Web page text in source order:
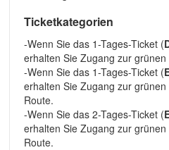
Ticketkategorien
-Wenn Sie das 1-Tages-Ticket (
erhalten Sie Zugang zur grünen
-Wenn Sie das 1-Tages-Ticket (
erhalten Sie Zugang zur
Route.
-Wenn Sie das 2-Tages-Ticket (
erhalten Sie Zugang zur
Route.